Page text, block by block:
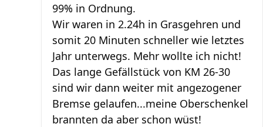
99% in Ordnung.
Wir waren in 2.24h in Grasgehren und
somit 20 Minuten schneller wie letztes
Jahr unterwegs. Mehr wollte ich nicht!
Das lange Gefällstück von KM 26-30
sind wir dann weiter mit angezogener
Bremse gelaufen...meine Oberschenkel
brannten da aber schon wüst!